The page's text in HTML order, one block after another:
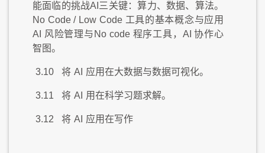
能面临的挑战AI三关键：算力、数据、算法。
No Code / Low Code 工具的基本概念与应用
AI 风险管理与No code 程序工具，AI 协作心
智图。
3.10 将 AI 应用在大数据与数据可视化。
3.11 将 AI 用在科学习题求解。
3.12 将 AI 应用在写作